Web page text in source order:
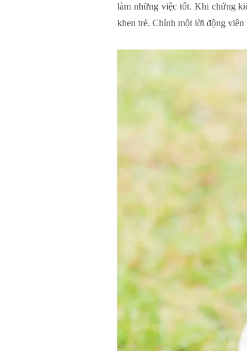
làm những việc tốt. Khi chứng
khen trẻ. Chính một lời động